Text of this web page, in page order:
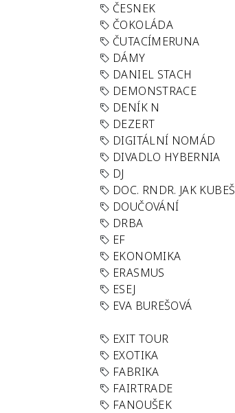
ČESNEK
ČOKOLÁDA
ČUTACÍMERUNA
DÁMY
DANIEL STACH
DEMONSTRACE
DENÍK N
DEZERT
DIGITÁLNÍ NOMÁD
DIVADLO HYBERNIA
DJ
DOC. RNDR. JAK KUBEŠ
DOUČOVÁNÍ
DRBA
EF
EKONOMIKA
ERASMUS
ESEJ
EVA BUREŠOVÁ
EXIT TOUR
EXOTIKA
FABRIKA
FAIRTRADE
FANOUŠEK